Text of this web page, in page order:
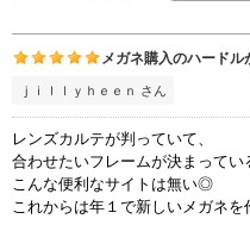
メガネ購入のハードル
ｊｉｌｌｙｈｅｅｎ さん
レンズカルテが判っていて、
合わせたいフレームが決まってい
こんな便利なサイトは無い◎
これからは年１で新しいメガネを